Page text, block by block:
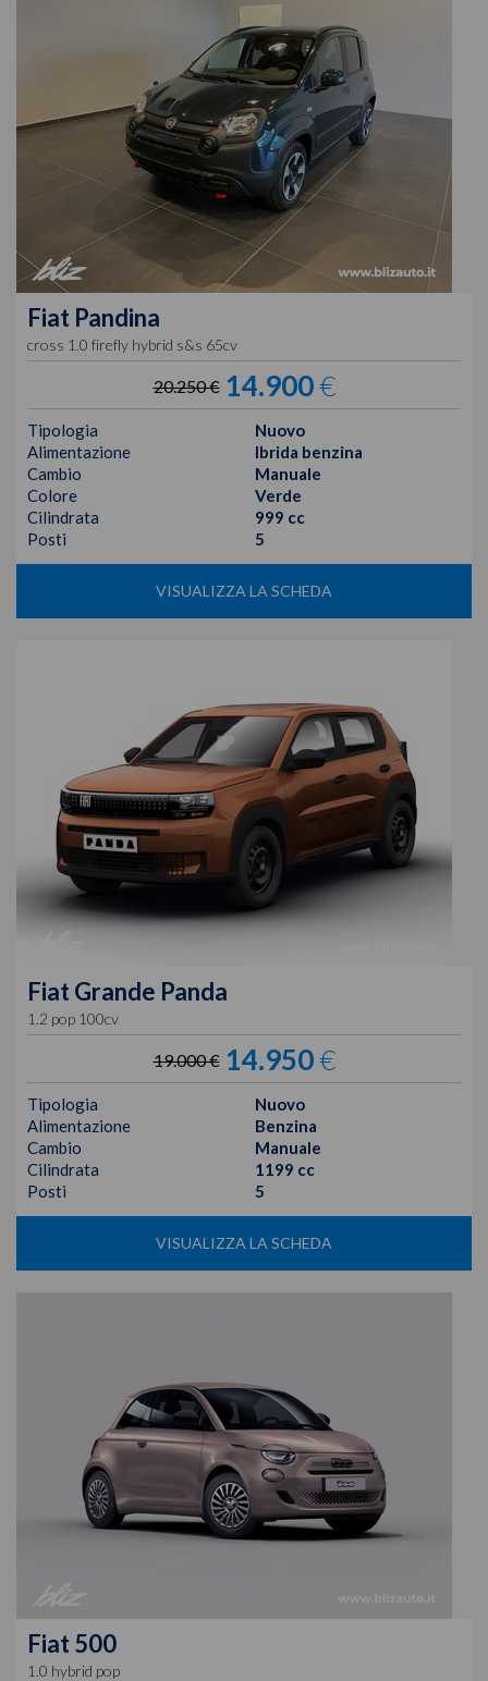
Fiat Pandina
cross 1.0 firefly hybrid s&s 65cv
20.250 € 14.900€
Tipologia
Nuovo
Alimentazione
Ibrida benzina
Cambio
Manuale
Colore
Verde
Cilindrata
999 cc
Posti
5
VISUALIZZA LA SCHEDA
Fiat Grande Panda
1.2 pop 100cv
19.000 € 14.950€
Tipologia
Nuovo
Alimentazione
Benzina
Cambio
Manuale
Cilindrata
1199 cc
Posti
5
VISUALIZZA LA SCHEDA
Fiat 500
1.0 hybrid pop